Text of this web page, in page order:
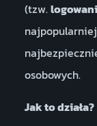
(tzw.
osobowych.
Jak to działa?